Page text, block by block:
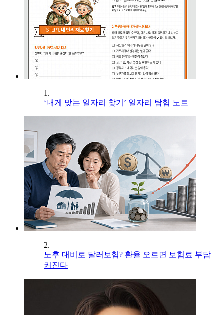
1.
‘내게 맞는 일자리 찾기’ 일자리 탐험 노트
2.
노후 대비로 달러보험? 환율 오르면 보험료 부담
커진다